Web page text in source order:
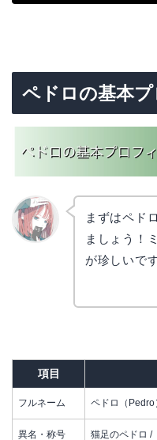
ペドロの基本
まずはペド
ましょう！
が珍しいで
項目
フルネーム ペドロ（Pedro
異名・称号 猫足のペドロ /